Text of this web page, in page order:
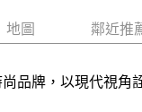
地圖 鄰近推
品牌，以現代視